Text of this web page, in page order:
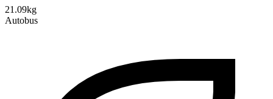
21.09kg
Autobus